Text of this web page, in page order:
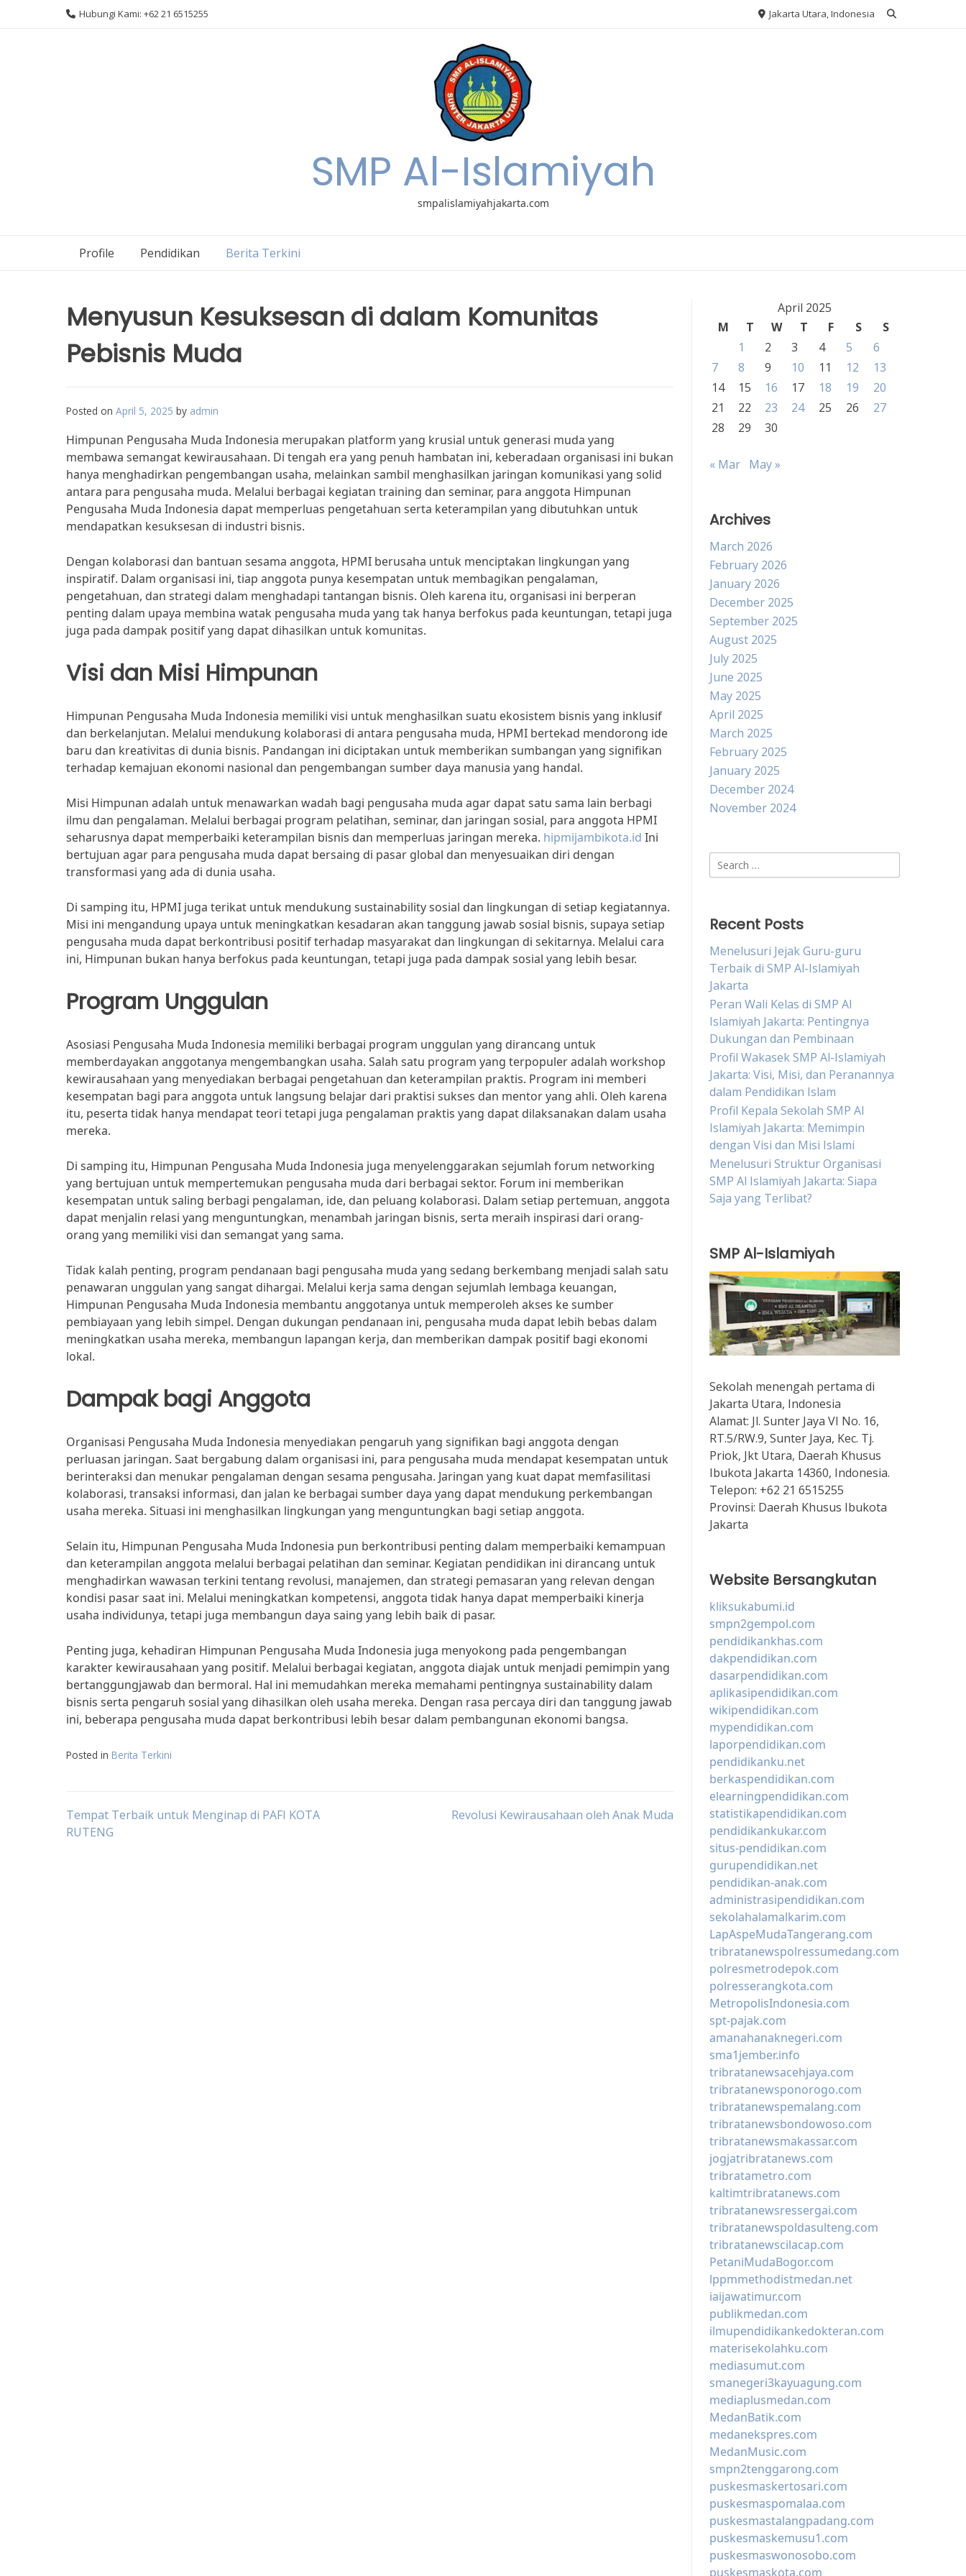
Hubungi Kami: +62 21 6515255 Jakarta Utara, Indonesia
SMP Al-Islamiyah
smpalislamiyahjakarta.com
Profile Pendidikan Berita Terkini
Menyusun Kesuksesan di dalam Komunitas
Pebisnis Muda
Posted on April 5, 2025 by admin
Himpunan Pengusaha Muda Indonesia merupakan platform yang krusial untuk generasi muda yang
membawa semangat kewirausahaan. Di tengah era yang penuh hambatan ini, keberadaan organisasi ini bukan
hanya menghadirkan pengembangan usaha, melainkan sambil menghasilkan jaringan komunikasi yang solid
antara para pengusaha muda. Melalui berbagai kegiatan training dan seminar, para anggota Himpunan
Pengusaha Muda Indonesia dapat memperluas pengetahuan serta keterampilan yang dibutuhkan untuk
mendapatkan kesuksesan di industri bisnis.
Dengan kolaborasi dan bantuan sesama anggota, HPMI berusaha untuk menciptakan lingkungan yang
inspiratif. Dalam organisasi ini, tiap anggota punya kesempatan untuk membagikan pengalaman,
pengetahuan, dan strategi dalam menghadapi tantangan bisnis. Oleh karena itu, organisasi ini berperan
penting dalam upaya membina watak pengusaha muda yang tak hanya berfokus pada keuntungan, tetapi juga
juga pada dampak positif yang dapat dihasilkan untuk komunitas.
Visi dan Misi Himpunan
Himpunan Pengusaha Muda Indonesia memiliki visi untuk menghasilkan suatu ekosistem bisnis yang inklusif
dan berkelanjutan. Melalui mendukung kolaborasi di antara pengusaha muda, HPMI bertekad mendorong ide
baru dan kreativitas di dunia bisnis. Pandangan ini diciptakan untuk memberikan sumbangan yang signifikan
terhadap kemajuan ekonomi nasional dan pengembangan sumber daya manusia yang handal.
Misi Himpunan adalah untuk menawarkan wadah bagi pengusaha muda agar dapat satu sama lain berbagi
ilmu dan pengalaman. Melalui berbagai program pelatihan, seminar, dan jaringan sosial, para anggota HPMI
seharusnya dapat memperbaiki keterampilan bisnis dan memperluas jaringan mereka. hipmijambikota.id Ini
bertujuan agar para pengusaha muda dapat bersaing di pasar global dan menyesuaikan diri dengan
transformasi yang ada di dunia usaha.
Di samping itu, HPMI juga terikat untuk mendukung sustainability sosial dan lingkungan di setiap kegiatannya.
Misi ini mengandung upaya untuk meningkatkan kesadaran akan tanggung jawab sosial bisnis, supaya setiap
pengusaha muda dapat berkontribusi positif terhadap masyarakat dan lingkungan di sekitarnya. Melalui cara
ini, Himpunan bukan hanya berfokus pada keuntungan, tetapi juga pada dampak sosial yang lebih besar.
Program Unggulan
Asosiasi Pengusaha Muda Indonesia memiliki berbagai program unggulan yang dirancang untuk
memberdayakan anggotanya mengembangkan usaha. Salah satu program yang terpopuler adalah workshop
kewirausahaan yang menyediakan berbagai pengetahuan dan keterampilan praktis. Program ini memberi
kesempatan bagi para anggota untuk langsung belajar dari praktisi sukses dan mentor yang ahli. Oleh karena
itu, peserta tidak hanya mendapat teori tetapi juga pengalaman praktis yang dapat dilaksanakan dalam usaha
mereka.
Di samping itu, Himpunan Pengusaha Muda Indonesia juga menyelenggarakan sejumlah forum networking
yang bertujuan untuk mempertemukan pengusaha muda dari berbagai sektor. Forum ini memberikan
kesempatan untuk saling berbagi pengalaman, ide, dan peluang kolaborasi. Dalam setiap pertemuan, anggota
dapat menjalin relasi yang menguntungkan, menambah jaringan bisnis, serta meraih inspirasi dari orang-
orang yang memiliki visi dan semangat yang sama.
Tidak kalah penting, program pendanaan bagi pengusaha muda yang sedang berkembang menjadi salah satu
penawaran unggulan yang sangat dihargai. Melalui kerja sama dengan sejumlah lembaga keuangan,
Himpunan Pengusaha Muda Indonesia membantu anggotanya untuk memperoleh akses ke sumber
pembiayaan yang lebih simpel. Dengan dukungan pendanaan ini, pengusaha muda dapat lebih bebas dalam
meningkatkan usaha mereka, membangun lapangan kerja, dan memberikan dampak positif bagi ekonomi
lokal.
Dampak bagi Anggota
Organisasi Pengusaha Muda Indonesia menyediakan pengaruh yang signifikan bagi anggota dengan
perluasan jaringan. Saat bergabung dalam organisasi ini, para pengusaha muda mendapat kesempatan untuk
berinteraksi dan menukar pengalaman dengan sesama pengusaha. Jaringan yang kuat dapat memfasilitasi
kolaborasi, transaksi informasi, dan jalan ke berbagai sumber daya yang dapat mendukung perkembangan
usaha mereka. Situasi ini menghasilkan lingkungan yang menguntungkan bagi setiap anggota.
Selain itu, Himpunan Pengusaha Muda Indonesia pun berkontribusi penting dalam memperbaiki kemampuan
dan keterampilan anggota melalui berbagai pelatihan dan seminar. Kegiatan pendidikan ini dirancang untuk
menghadirkan wawasan terkini tentang revolusi, manajemen, dan strategi pemasaran yang relevan dengan
kondisi pasar saat ini. Melalui meningkatkan kompetensi, anggota tidak hanya dapat memperbaiki kinerja
usaha individunya, tetapi juga membangun daya saing yang lebih baik di pasar.
Penting juga, kehadiran Himpunan Pengusaha Muda Indonesia juga menyokong pada pengembangan
karakter kewirausahaan yang positif. Melalui berbagai kegiatan, anggota diajak untuk menjadi pemimpin yang
bertanggungjawab dan bermoral. Hal ini memudahkan mereka memahami pentingnya sustainability dalam
bisnis serta pengaruh sosial yang dihasilkan oleh usaha mereka. Dengan rasa percaya diri dan tanggung jawab
ini, beberapa pengusaha muda dapat berkontribusi lebih besar dalam pembangunan ekonomi bangsa.
Posted in Berita Terkini
Post
Tempat Terbaik untuk Menginap di PAFI KOTA
RUTENG
Revolusi Kewirausahaan oleh Anak Muda
April 2025
M
T W T F S
S
1
2 3 4 5
6
7
8 9 10 11 12
13
14
15 16 17 18 19
20
21
22 23 24 25 26
27
28
29 30
« Mar May »
Archives
March 2026
February 2026
January 2026
December 2025
September 2025
August 2025
July 2025
June 2025
May 2025
April 2025
March 2025
February 2025
January 2025
December 2024
November 2024
Search
for:
Recent Posts
Menelusuri Jejak Guru-guru
Terbaik di SMP Al-Islamiyah
Jakarta
Peran Wali Kelas di SMP Al
Islamiyah Jakarta: Pentingnya
Dukungan dan Pembinaan
Profil Wakasek SMP Al-Islamiyah
Jakarta: Visi, Misi, dan Peranannya
dalam Pendidikan Islam
Profil Kepala Sekolah SMP Al
Islamiyah Jakarta: Memimpin
dengan Visi dan Misi Islami
Menelusuri Struktur Organisasi
SMP Al Islamiyah Jakarta: Siapa
Saja yang Terlibat?
SMP Al-Islamiyah
Sekolah menengah pertama di
Jakarta Utara, Indonesia
Alamat: Jl. Sunter Jaya VI No. 16,
RT.5/RW.9, Sunter Jaya, Kec. Tj.
Priok, Jkt Utara, Daerah Khusus
Ibukota Jakarta 14360, Indonesia.
Telepon: +62 21 6515255
Provinsi: Daerah Khusus Ibukota
Jakarta
Website Bersangkutan
kliksukabumi.id
smpn2gempol.com
pendidikankhas.com
dakpendidikan.com
dasarpendidikan.com
aplikasipendidikan.com
wikipendidikan.com
mypendidikan.com
laporpendidikan.com
pendidikanku.net
berkaspendidikan.com
elearningpendidikan.com
statistikapendidikan.com
pendidikankukar.com
situs-pendidikan.com
gurupendidikan.net
pendidikan-anak.com
administrasipendidikan.com
sekolahalamalkarim.com
LapAspeMudaTangerang.com
tribratanewspolressumedang.com
polresmetrodepok.com
polresserangkota.com
MetropolisIndonesia.com
spt-pajak.com
amanahanaknegeri.com
sma1jember.info
tribratanewsacehjaya.com
tribratanewsponorogo.com
tribratanewspemalang.com
tribratanewsbondowoso.com
tribratanewsmakassar.com
jogjatribratanews.com
tribratametro.com
kaltimtribratanews.com
tribratanewsressergai.com
tribratanewspoldasulteng.com
tribratanewscilacap.com
PetaniMudaBogor.com
lppmmethodistmedan.net
iaijawatimur.com
publikmedan.com
ilmupendidikankedokteran.com
materisekolahku.com
mediasumut.com
smanegeri3kayuagung.com
mediaplusmedan.com
MedanBatik.com
medanekspres.com
MedanMusic.com
smpn2tenggarong.com
puskesmaskertosari.com
puskesmaspomalaa.com
puskesmastalangpadang.com
puskesmaskemusu1.com
puskesmaswonosobo.com
puskesmaskota.com